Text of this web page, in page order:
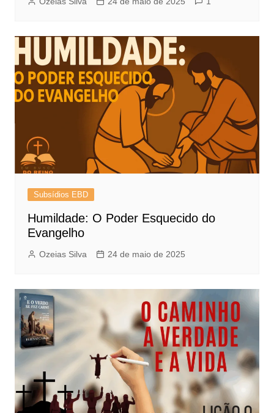
Subsídios EBD
Humildade: O Poder Esquecido do
Evangelho
Ozeias Silva 24 de maio de 2025